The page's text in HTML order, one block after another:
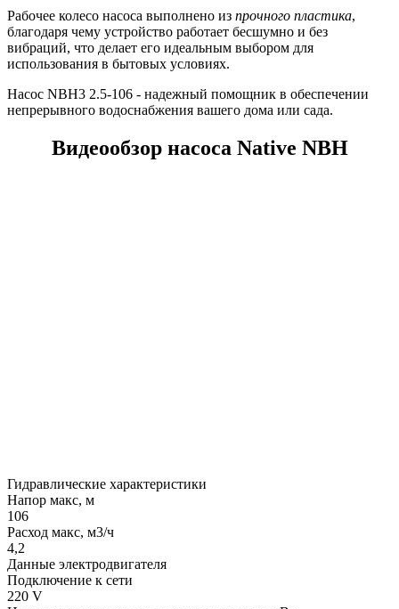
Рабочее колесо насоса выполнено из прочного пластика,
благодаря чему устройство работает бесшумно и без
вибраций, что делает его идеальным выбором для
использования в бытовых условиях.
Насос NBH3 2.5-106 - надежный помощник в обеспечении
непрерывного водоснабжения вашего дома или сада.
Видеообзор насоса Native NBH
Гидравлические характеристики
Напор макс, м
106
Расход макс, м3/ч
4,2
Данные электродвигателя
Подключение к сети
220 V